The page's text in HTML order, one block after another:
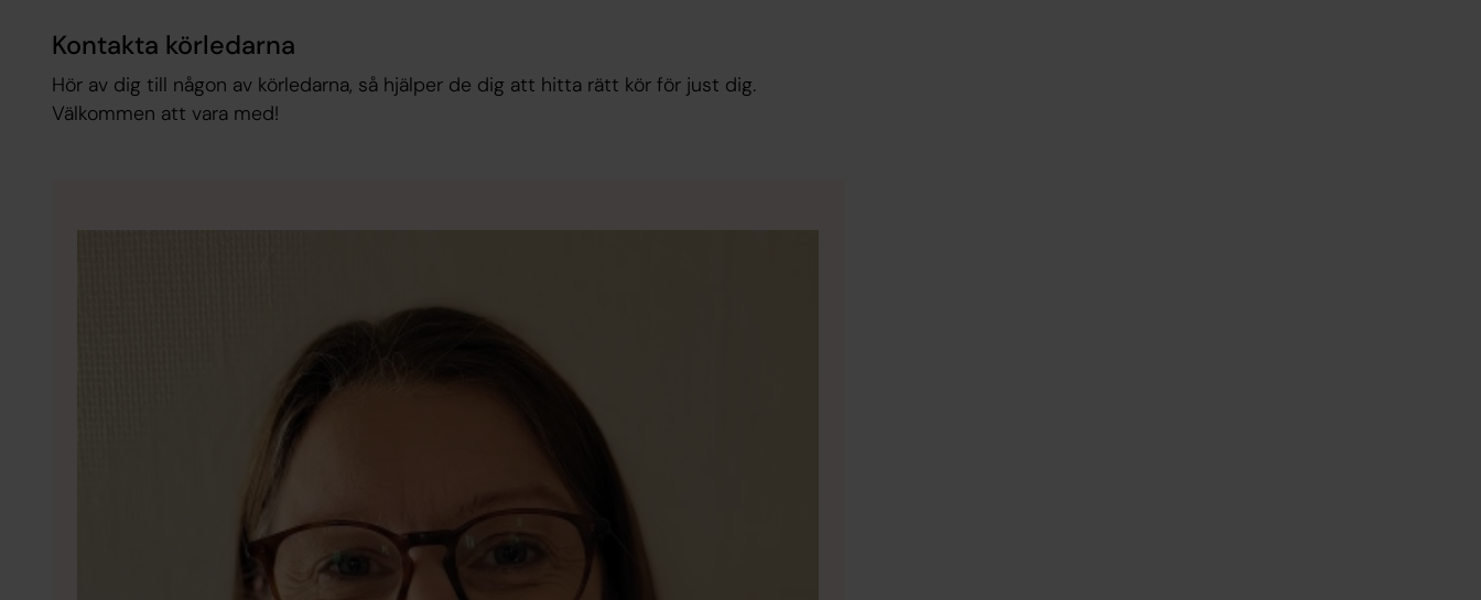
Kontakta körledarna
Hör av dig till någon av körledarna, så hjälper de dig att hitta rätt kör för just dig.
Välkommen att vara med!